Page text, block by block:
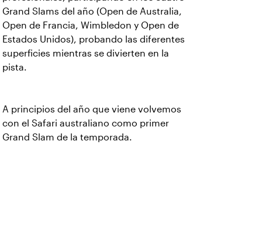
Grand Slams del año (Open de Australia,
Open de Francia, Wimbledon y Open de
Estados Unidos), probando las diferentes
superficies mientras se divierten en la
pista.
A principios del año que viene volvemos
con el Safari australiano como primer
Grand Slam de la temporada.